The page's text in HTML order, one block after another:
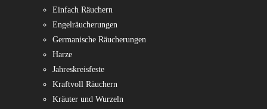
Einfach Räuchern
Engelräucherungen
Germanische Räucherungen
Harze
Jahreskreisfeste
Kraftvoll Räuchern
Kräuter und Wurzeln